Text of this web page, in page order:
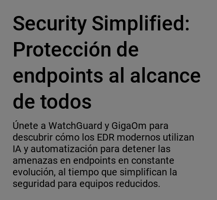
Security Simplified:
Protección de
endpoints al alcance
de todos
Únete a WatchGuard y GigaOm para
descubrir cómo los EDR modernos utilizan
IA y automatización para detener las
amenazas en endpoints en constante
evolución, al tiempo que simplifican la
seguridad para equipos reducidos.